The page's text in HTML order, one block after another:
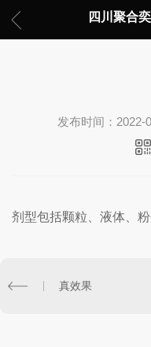
四川聚合
发布时间：2022-
剂型包括颗粒、液体、粉
真效果